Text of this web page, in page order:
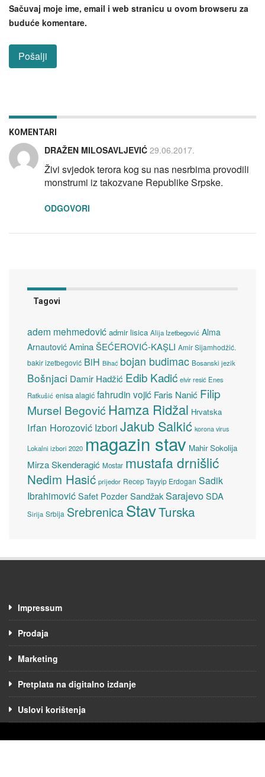
Sačuvaj moje ime, email i web stranicu u ovom browseru za
buduće komentare.
KOMENTARI
DRAŽEN MILOSAVLJEVIĆ 29.06.2017.
Živi svjedok terora kog su nas nesrbima provodili
monstrumi iz takozvane Republike Srpske.
ODGOVORI
Tagovi
adem mehmedović admir lisica Alija Izetbegović Alma
Arnautović Amina ŠEĆEROVIĆ-KAŞLI Amir Sijamhodžić.
bakir izetbegović BiH Bihać bojan budimac Bosanski jezik
Bošnjaci Damir Hadžić Edib Kadić elvir resić Enes
Ratkušić enisa alagić fahrudin vojić Faris Nanić Filip
Mursel Begović Hamza Ridžal Hrvatska
Irfan Horozović Izbori Jakub Salkić korona virus
Lokalni izbori 2020 magazin stav Mahir Sokolija
Mirza Skenderagić Mostar mustafa drnišlić
Nedim Hasić prijedor Recep Tayyip Erdogan Sadik
Ibrahimović Safet Pozder SandžakSarajevoSDA
Sirija Srbija SrebrenicaStavTurska
Impressum
Prodaja
Marketing
Pretplata na digitalno izdanje
Uslovi korištenja